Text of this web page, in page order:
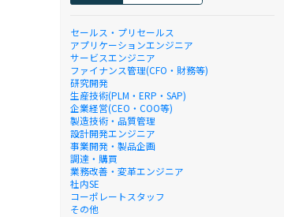
セールス・プリセールス
アプリケーションエンジニア
サービスエンジニア
ファイナンス管理(CFO・財務等)
研究開発
生産技術(PLM・ERP・SAP)
企業経営(CEO・COO等)
製造技術・品質管理
設計開発エンジニア
事業開発・製品企画
調達・購買
業務改善・変革エンジニア
社内SE
コーポレートスタッフ
その他